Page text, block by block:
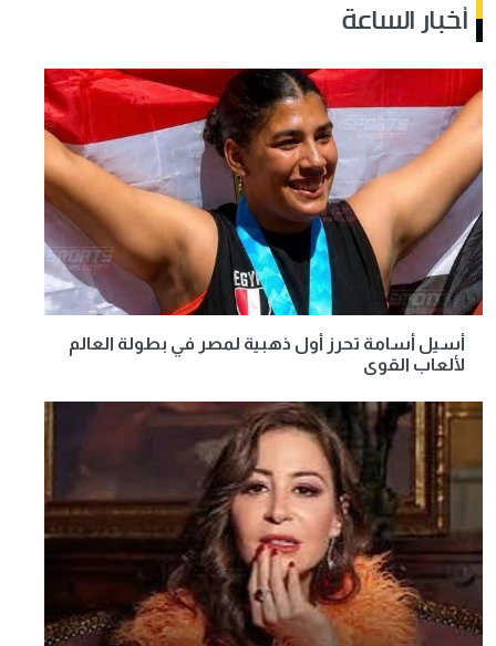
أخبار الساعة
أسيل أسامة تحرز أول ذهبية لمصر في بطولة العالم
لألعاب القوى